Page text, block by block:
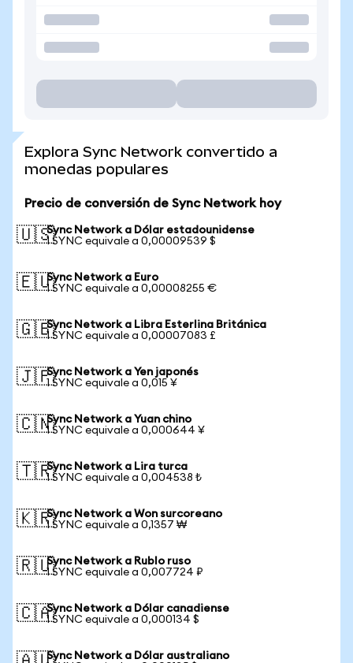
Explora Sync Network convertido a
monedas populares
Precio de conversión de Sync Network hoy
🇺🇸Sync Network a Dólar estadounidense
1 SYNC equivale a 0,00009539 $
🇪🇺Sync Network a Euro
1 SYNC equivale a 0,00008255 €
🇬🇧Sync Network a Libra Esterlina Británica
1 SYNC equivale a 0,00007083 £
🇯🇵Sync Network a Yen japonés
1 SYNC equivale a 0,015 ¥
🇨🇳Sync Network a Yuan chino
1 SYNC equivale a 0,000644 ¥
🇹🇷Sync Network a Lira turca
1 SYNC equivale a 0,004538 ₺
🇰🇷Sync Network a Won surcoreano
1 SYNC equivale a 0,1357 ₩
🇷🇺Sync Network a Rublo ruso
1 SYNC equivale a 0,007724 ₽
🇨🇦Sync Network a Dólar canadiense
1 SYNC equivale a 0,000134 $
Sync Network a Dólar australiano